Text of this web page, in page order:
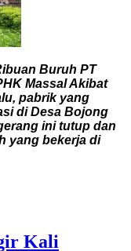
Buruh PT
Massal Akibat
pabrik yang
di Desa Bojong
ini tutup dan
yang bekerja di
Kali